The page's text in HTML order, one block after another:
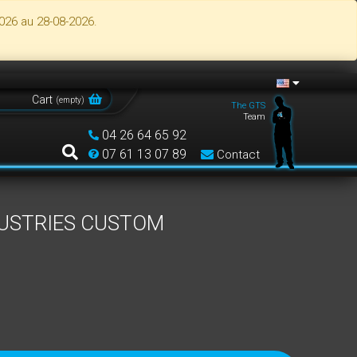
au 28-08-2026.
Cart (empty)
Contact
04 26 64 65 92
07 61 13 07 89
The GTS
Team
CUSTOM